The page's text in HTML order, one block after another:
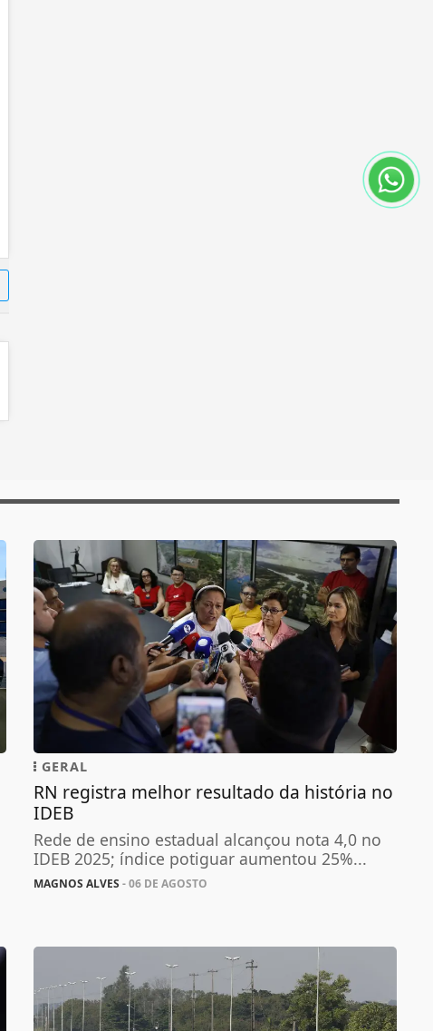
GERAL
RN registra melhor resultado da história no
IDEB
Rede de ensino estadual alcançou nota 4,0 no
IDEB 2025; índice potiguar aumentou 25%...
MAGNOS ALVES - 06 DE AGOSTO